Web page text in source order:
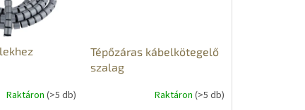
Raktáron(>5 db)
Tépőzáras kábelkötegelő
szalag
Raktáron (>5 db)